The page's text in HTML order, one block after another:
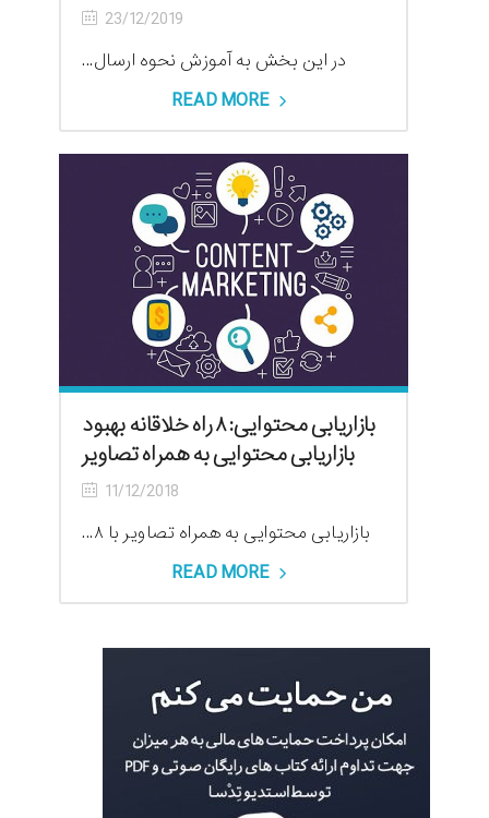
23/12/2019
در این بخش به آموزش نحوه ارسال...
READ MORE
بازاریابی محتوایی: ۸ راه خلاقانه بهبود
بازاریابی محتوایی به همراه تصاویر
11/12/2018
بازاریابی محتوایی به همراه تصاویر با ۸...
READ MORE